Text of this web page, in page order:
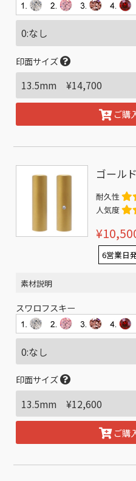
印面サイズ
ご購
ゴール
耐久性
人気度
6営業日
素材説明
スワロフスキー
印面サイズ
ご購